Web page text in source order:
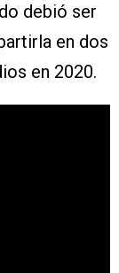
debió ser
en dos
en 2020.